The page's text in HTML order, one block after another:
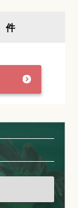
件